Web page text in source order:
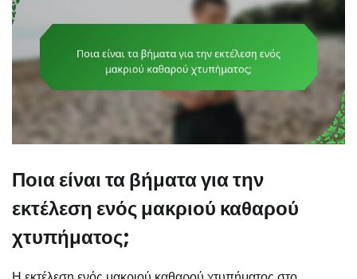
Ποια είναι τα βήματα για την
εκτέλεση ενός μακριού καθαρού
χτυπήματος;